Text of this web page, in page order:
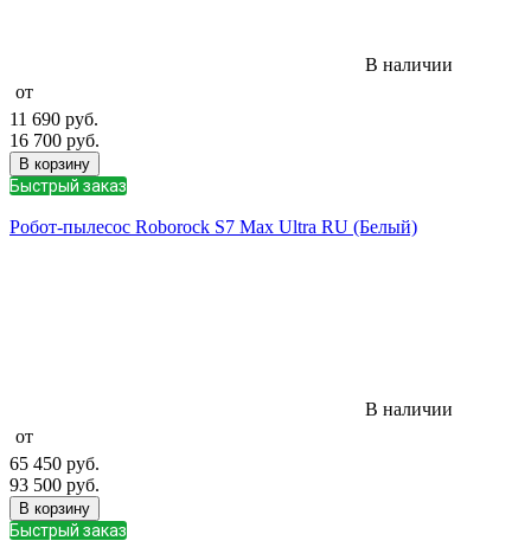
В наличии
от
11 690 руб.
16 700 руб.
В корзину
Быстрый заказ
Робот-пылесос Roborock S7 Max Ultra RU (Белый)
В наличии
от
65 450 руб.
93 500 руб.
В корзину
Быстрый заказ